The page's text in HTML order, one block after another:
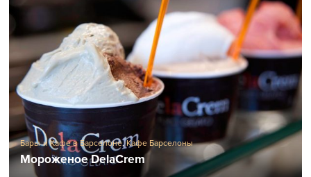
Бары и Кафе в Барселоне,Кафе Барселоны
Мороженое DelaCrem